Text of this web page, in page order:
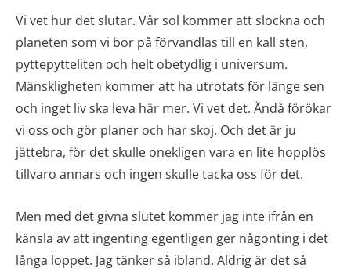
Vi vet hur det slutar. Vår sol kommer att slockna och
planeten som vi bor på förvandlas till en kall sten,
pyttepytteliten och helt obetydlig i universum.
Mänskligheten kommer att ha utrotats för länge sen
och inget liv ska leva här mer. Vi vet det. Ändå förökar
vi oss och gör planer och har skoj. Och det är ju
jättebra, för det skulle onekligen vara en lite hopplös
tillvaro annars och ingen skulle tacka oss för det.
Men med det givna slutet kommer jag inte ifrån en
känsla av att ingenting egentligen ger någonting i det
långa loppet. Jag tänker så ibland. Aldrig är det så